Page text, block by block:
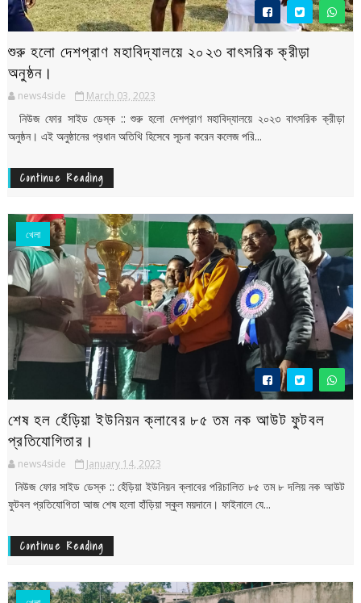
শুরু হলো দেশপ্রাণ মহাবিদ্যালয়ে ২০২৩ বাৎসরিক ক্রীড়া
অনুষ্ঠন।
news4side March 03, 2023
নিউজ ফোর সাইড ডেস্ক :: শুরু হলো দেশপ্রাণ মহাবিদ্যালয়ে ২০২৩ বাৎসরিক ক্রীড়া
অনুষ্ঠন। এই অনুষ্ঠানের প্রধান অতিথি হিসেবে সূচনা করেন কলেজ পরি...
Continue Reading
খেলা
শেষ হল হেঁড়িয়া ইউনিয়ন ক্লাবের ৮৫ তম নক আউট ফুটবল
প্রতিযোগিতার।
news4side January 14, 2023
নিউজ ফোর সাইড ডেস্ক :: হেঁড়িয়া ইউনিয়ন ক্লাবের পরিচালিত ৮৫ তম ৮ দলিয় নক আউট
ফুটবল প্রতিযোগিতা আজ শেষ হলো হাঁড়িয়া স্কুল ময়দানে। ফাইনালে যে...
Continue Reading